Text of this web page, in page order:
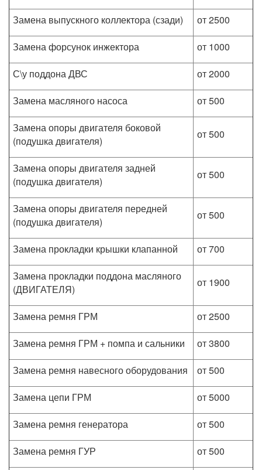
Замена выпускного коллектора (сзади)
от 2500
Замена форсунок инжектора
от 1000
С\у поддона ДВС
от 2000
Замена масляного насоса
от 500
Замена опоры двигателя боковой
(подушка двигателя)
от 500
Замена опоры двигателя задней
(подушка двигателя)
от 500
Замена опоры двигателя передней
(подушка двигателя)
от 500
Замена прокладки крышки клапанной
от 700
Замена прокладки поддона масляного
(ДВИГАТЕЛЯ)
от 1900
Замена ремня ГРМ
от 2500
Замена ремня ГРМ + помпа и сальники
от 3800
Замена ремня навесного оборудования
от 500
Замена цепи ГРМ
от 5000
Замена ремня генератора
от 500
Замена ремня ГУР
от 500